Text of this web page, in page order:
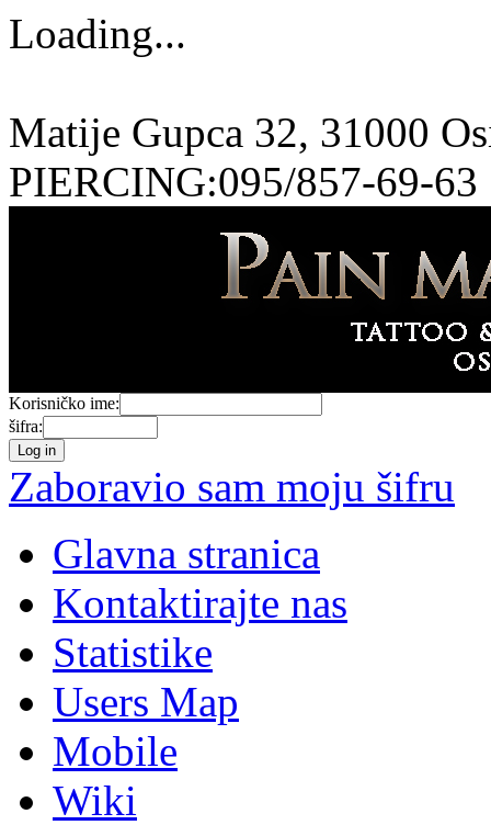
Loading...
Matije Gupca 32, 31000
PIERCING:095/857-69-63
Korisničko ime:
šifra:
Zaboravio sam moju šifru
Glavna stranica
Kontaktirajte nas
Statistike
Users Map
Mobile
Wiki